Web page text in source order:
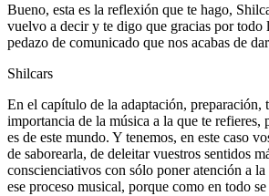
Bueno, esta es la reflexión que te hago,
vuelvo a decir y te digo que gracias por todo
pedazo de comunicado que nos acabas de
Shilcars
En el capítulo de la adaptación, preparación,
importancia de la música a la que te refieres,
es de este mundo. Y tenemos, en este caso
de saborearla, de deleitar vuestros sentidos
conscienciativos con sólo poner atención a la
ese proceso musical, porque como en todo